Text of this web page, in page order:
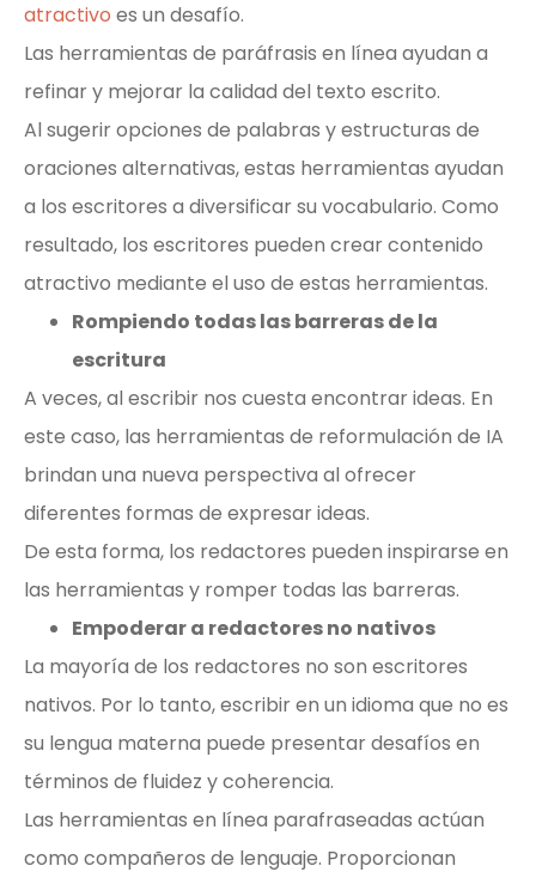
atractivo es un desafío.
Las herramientas de paráfrasis en línea ayudan a
refinar y mejorar la calidad del texto escrito.
Al sugerir opciones de palabras y estructuras de
oraciones alternativas, estas herramientas ayudan
a los escritores a diversificar su vocabulario. Como
resultado, los escritores pueden crear contenido
atractivo mediante el uso de estas herramientas.
Rompiendo todas las barreras de la
escritura
A veces, al escribir nos cuesta encontrar ideas. En
este caso, las herramientas de reformulación de IA
brindan una nueva perspectiva al ofrecer
diferentes formas de expresar ideas.
De esta forma, los redactores pueden inspirarse en
las herramientas y romper todas las barreras.
Empoderar a redactores no nativos
La mayoría de los redactores no son escritores
nativos. Por lo tanto, escribir en un idioma que no es
su lengua materna puede presentar desafíos en
términos de fluidez y coherencia.
Las herramientas en línea parafraseadas actúan
como compañeros de lenguaje. Proporcionan